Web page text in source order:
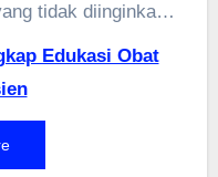
tidak diinginkan.
oleh PAFI,
lebih jauh tentang
Edukasi Obat